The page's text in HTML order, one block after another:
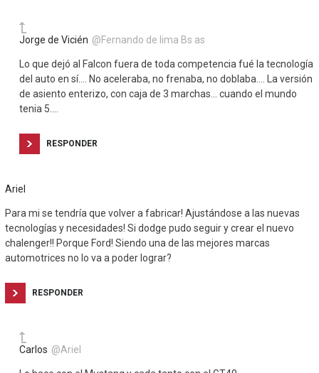
Jorge de Vicién @Fernando de lima Bs as
Lo que dejó al Falcon fuera de toda competencia fué la tecnología
del auto en sí…. No aceleraba, no frenaba, no doblaba…. La versión
de asiento enterizo, con caja de 3 marchas… cuando el mundo
tenia 5….
RESPONDER
Ariel
Para mi se tendría que volver a fabricar! Ajustándose a las nuevas
tecnologías y necesidades! Si dodge pudo seguir y crear el nuevo
chalenger!! Porque Ford! Siendo una de las mejores marcas
automotrices no lo va a poder lograr?
RESPONDER
Carlos @Ariel